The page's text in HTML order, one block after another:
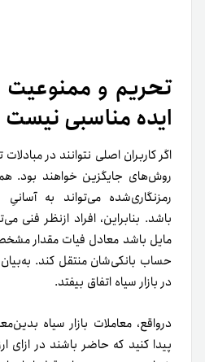
تحریم و ممنوعیت
ایده مناسبی نیست
اگر کاربران اصلی نتوانند در
روش‌های جایگزین خواهند بود.
رمزنگاری‌شده می‌تواند به‌
باشد. بنابراین، افراد از‌نظر فنی
مایل باشد معادل فیات مقدار
حساب بانکی‌شان منتقل کند. به‌بیان
در بازار سیاه اتفاق بیفتد.
درواقع، معاملات بازار سیاه
پیدا کنید که حاضر باشند در ازای